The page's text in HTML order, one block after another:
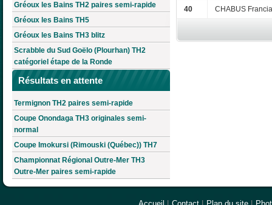
Gréoux les Bains TH2 paires semi-rapide
Gréoux les Bains TH5
Gréoux les Bains TH3 blitz
Scrabble du Sud Goëlo (Plourhan) TH2
catégoriel étape de la Ronde
Résultats en attente
Termignon TH2 paires semi-rapide
Coupe Onondaga TH3 originales semi-
normal
Coupe Imokursi (Rimouski (Québec)) TH7
Championnat Régional Outre-Mer TH3
Outre-Mer paires semi-rapide
40 CHABUS